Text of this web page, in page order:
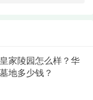
此款墓碑犹如雕塑
失庄重，与自然
与希望。
家陵园怎么样？华
地多少钱？